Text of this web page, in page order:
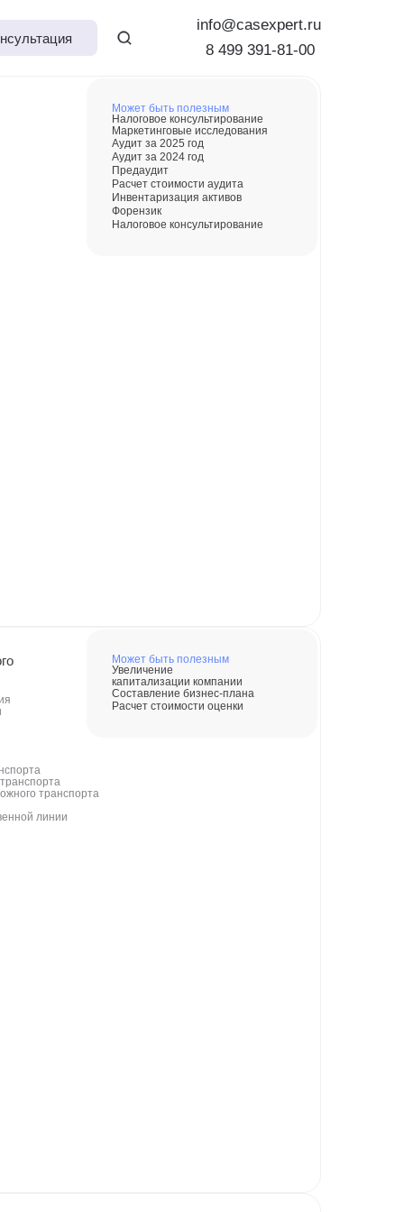
info@casexpert.ru
8 499 391-81-00
Может быть полезным
Налоговое консультирование
Маркетинговые исследования
Аудит за 2025 год
Аудит за 2024 год
Предаудит
Расчет стоимости аудита
Инвентаризация активов
Форензик
Налоговое консультирование
транспорта
линии
Может быть полезным
Увеличение
капитализации компании
Составление бизнес-плана
Расчет стоимости оценки